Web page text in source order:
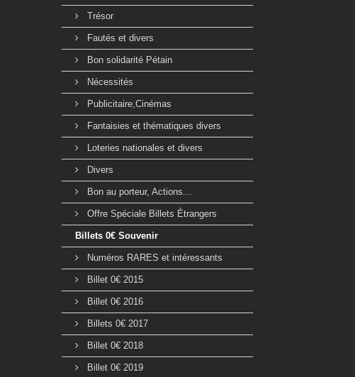
Trésor
Fautés et divers
Bon solidarité Pétain
Nécessités
Publicitaire,Cinémas
Fantaisies et thématiques divers
Loteries nationales et divers
Divers
Bon au porteur, Actions...
Offre Spéciale Billets Étrangers
Billets 0€ Souvenir
Numéros RARES et intéressants
Billet 0€ 2015
Billet 0€ 2016
Billets 0€ 2017
Billet 0€ 2018
Billet 0€ 2019